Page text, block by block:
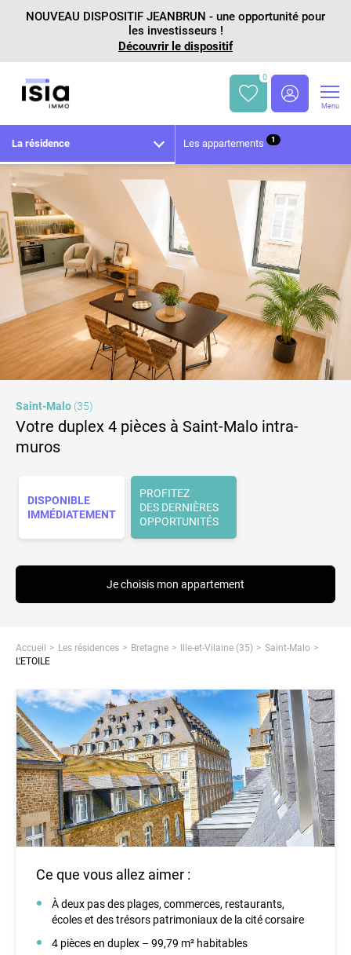
NOUVEAU DISPOSITIF JEANBRUN - une opportunité pour
les investisseurs !
Découvrir le dispositif
0
Menu
La résidence Les appartements 1
Saint-Malo (35)
Votre duplex 4 pièces à Saint-Malo intra-
muros
DISPONIBLE
IMMÉDIATEMENT
PROFITEZ
DES DERNIÈRES
OPPORTUNITÉS
Je choisis mon appartement
Accueil Les résidences Bretagne Ille-et-Vilaine (35)
Saint-Malo
L'ETOILE
Ce que vous allez aimer :
À deux pas des plages, commerces, restaurants,
écoles et des trésors patrimoniaux de la cité corsaire
4 pièces en duplex – 99,79 m² habitables